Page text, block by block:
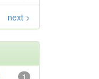
next >
1